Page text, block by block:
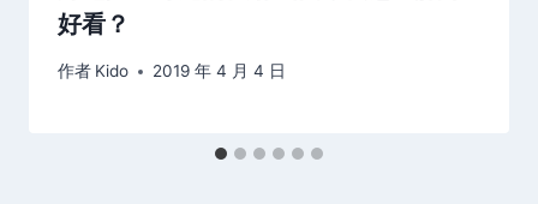
好看？
作者 Kido 2019 年 4 月 4 日